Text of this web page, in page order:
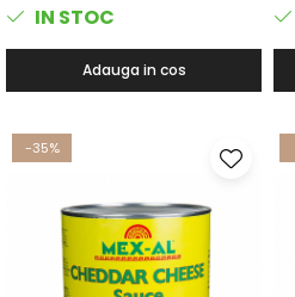
IN STOC
Adauga in cos
-35%